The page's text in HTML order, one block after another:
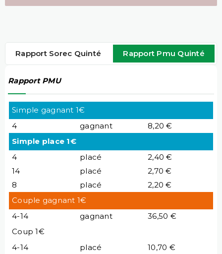
Rapport Sorec Quinté Rapport Pmu Quinté
Rapport PMU
Simple gagnant 1€
4
gagnant
8,20 €
Simple place 1€
4
placé
2,40 €
14
placé
2,70 €
8
placé
2,20 €
Couple gagnant 1€
4-14
gagnant
36,50 €
Coup 1€
4-14
placé 10,70 €